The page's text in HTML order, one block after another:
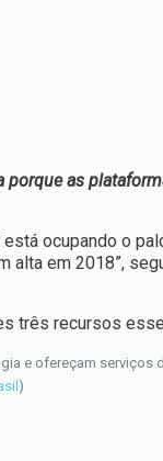
porque as
ocupando o
alta em 2018”,
três recursos
e ofereçam serviços
)